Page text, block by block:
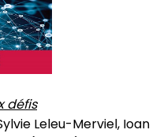
défis
Leleu-Merviel, Ioan